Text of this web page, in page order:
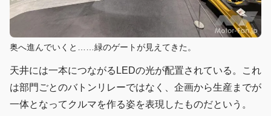
奥へ進んでいくと……緑のゲートが見えてきた。
天井には一本につながるLEDの光が配置されている。これ
は部門ごとのバトンリレーではなく、企画から生産までが
一体となってクルマを作る姿を表現したものだという。